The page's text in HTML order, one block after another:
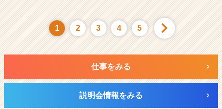
1 2 3 4 5
仕事をみる
説明会情報をみる